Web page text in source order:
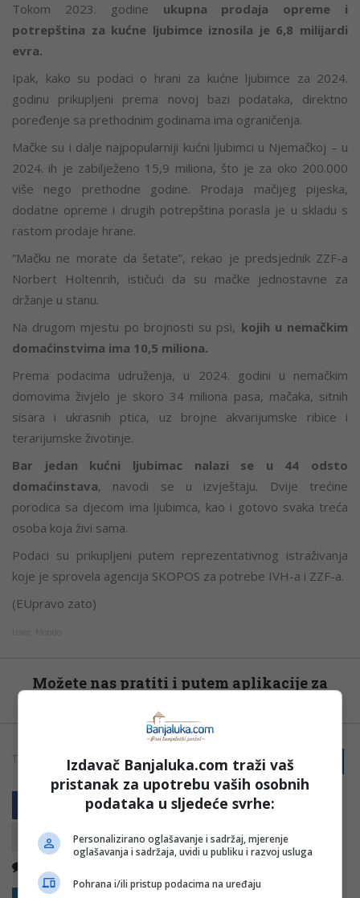
Tokom 2023. godine ukupna prodaja opreme i
potrepština za kućne ljubimce iznosila je 6,8 milijardi
evra.
Ipak, kako su podaci o hrani za kućne ljubimce za 2024.
godinu prikupljeni prema novoj bazi podataka, direktno
poređenje sa prethodnim godinama ima ograničenja.
Mačke su i dalje najpopularniji kućni ljubimci u Njemačkoj – u
2024. ih je zabilježeno 15,9 miliona, što je za oko 200.000
više nego prethodne godine. Prodaja mačijeg pijeska,
dodatne opreme i drugih potrepština porasla je u skladu s
rastom prodaje hrane.
“Mačku ne morate da šetate”, rekao je predsjednik ZZF-a
Norbert Holtenrih, ističući da su mačke jednostavne za
držanje u stanu.
Na drugom mjestu po brojnosti su psi, kojih u nemačkim
domaćinstvima ima 10,5 miliona.
Prema podacima udruženja, u 2024. godini u nemačkim
domovima živjelo je skoro 34 miliona pasa, mačaka, sitnih
sisara i ukrasnih ptica, uz brojne akvarijumske ribice i
terarijumske životinje.
Bar jedan kućni ljubimac nalazi se u 44 odsto
domaćinstava, navodi se u izvještaju. Dvije trećine
porodica sa djecom ima ljubimca, kao i gotovo svaka treća
osoba koja živi sama.
Podaci su prikupljeni putem reprezentativnog istraživanja
koje je sprovela agencija SKOPOS za potrebe IVH-a i ZZF-a.
(EUpravo zato)
Možete nas pratiti i putem aplikacije za
TAGOVI: MAČKA PAS PRIJAVI GREŠKU
Izdavač Banjaluka.com traži vaš
pristanak za upotrebu vaših osobnih
podataka u sljedeće svrhe:
Personalizirano oglašavanje i sadržaj, mjerenje
oglašavanja i sadržaja, uvidi u publiku i razvoj usluga
Pohrana i/ili pristup podacima na uređaju